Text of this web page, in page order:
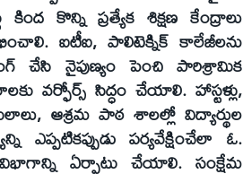
కింద కొన్ని ప్రత్యేక శిక్షణ కేంద్రాలు
ఐటీఐ, పాలిటెక్నిక్ కాలేజీలను
చేసి నైపుణ్యం పెంచి పారిశ్రామిక
వర్ఫోర్స్ సిద్ధం చేయాలి. హాస్టళ్లు,
ఆశ్రమ పాఠ శాలల్లో విద్యార్థుల
ఎప్పటికప్పుడు పర్యవేక్షించేలా ఓ.
ఏర్పాటు చేయాలి. సంక్షేమ